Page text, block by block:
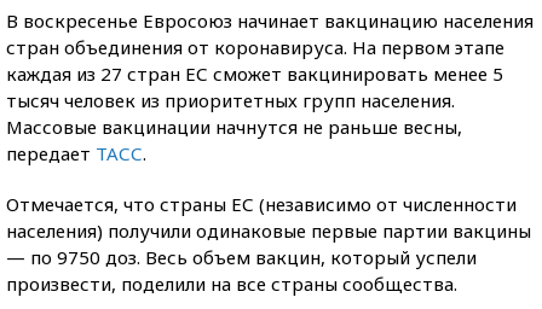
В воскресенье Евросоюз начинает вакцинацию населения
стран объединения от коронавируса. На первом этапе
каждая из 27 стран ЕС сможет вакцинировать менее 5
тысяч человек из приоритетных групп населения.
Массовые вакцинации начнутся не раньше весны,
передает ТАСС.
Отмечается, что страны ЕС (независимо от численности
населения) получили одинаковые первые партии вакцины
— по 9750 доз. Весь объем вакцин, который успели
произвести, поделили на все страны сообщества.